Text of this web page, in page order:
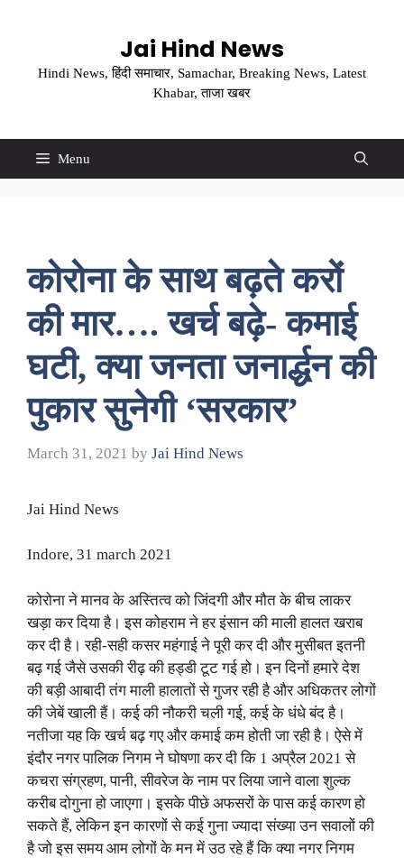
Jai Hind News
Hindi News, हिंदी समाचार, Samachar, Breaking News, Latest
Khabar, ताजा खबर
Menu
कोरोना के साथ बढ़ते करों
की मार…. खर्च बढ़े- कमाई
घटी, क्या जनता जनार्द्धन की
पुकार सुनेगी ‘सरकार’
March 31, 2021 by Jai Hind News
Jai Hind News
Indore, 31 march 2021
कोरोना ने मानव के अस्तित्व को जिंदगी और मौत के बीच लाकर
खड़ा कर दिया है। इस कोहराम ने हर इंसान की माली हालत खराब
कर दी है। रही-सही कसर महंगाई ने पूरी कर दी और मुसीबत इतनी
बढ़ गई जैसे उसकी रीढ़ की हड्डी टूट गई हो। इन दिनों हमारे देश
की बड़ी आबादी तंग माली हालातों से गुजर रही है और अधिकतर लोगों
की जेबें खाली हैं। कई की नौकरी चली गई, कई के धंधे बंद है।
नतीजा यह कि खर्च बढ़ गए और कमाई कम होती जा रही है। ऐसे में
इंदौर नगर पालिक निगम ने घोषणा कर दी कि 1 अप्रैल 2021 से
कचरा संग्रहण, पानी, सीवरेज के नाम पर लिया जाने वाला शुल्क
करीब दोगुना हो जाएगा। इसके पीछे अफसरों के पास कई कारण हो
सकते हैं, लेकिन इन कारणों से कई गुना ज्यादा संख्या उन सवालों की
है जो इस समय आम लोगों के मन में उठ रहे हैं कि क्या नगर निगम